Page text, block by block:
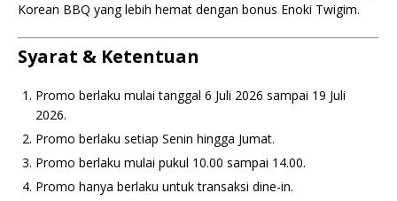
Korean BBQ yang lebih hemat dengan bonus Enoki Twigim.
Syarat & Ketentuan
Promo berlaku mulai tanggal 6 Juli 2026 sampai 19 Juli
2026.
Promo berlaku setiap Senin hingga Jumat.
Promo berlaku mulai pukul 10.00 sampai 14.00.
Promo hanya berlaku untuk transaksi dine-in.